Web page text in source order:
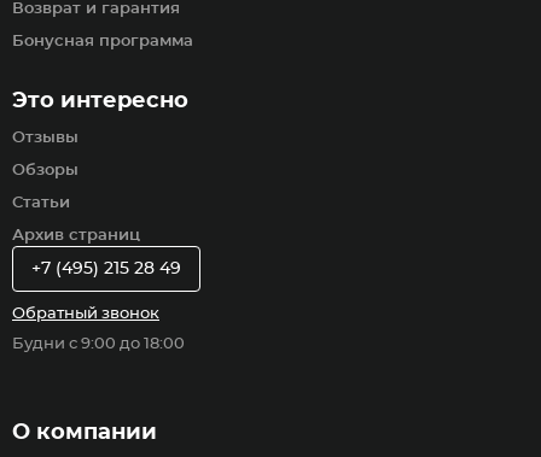
Возврат и гарантия
Бонусная программа
Это интересно
Отзывы
Обзоры
Статьи
Архив страниц
О компании
+7 (495) 215 28 49
Обратный звонок
Будни с 9:00 до 18:00